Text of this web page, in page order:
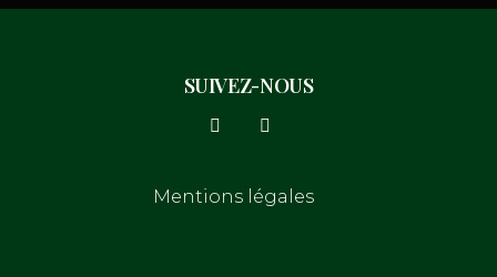
SUIVEZ-NOUS
Mentions légales